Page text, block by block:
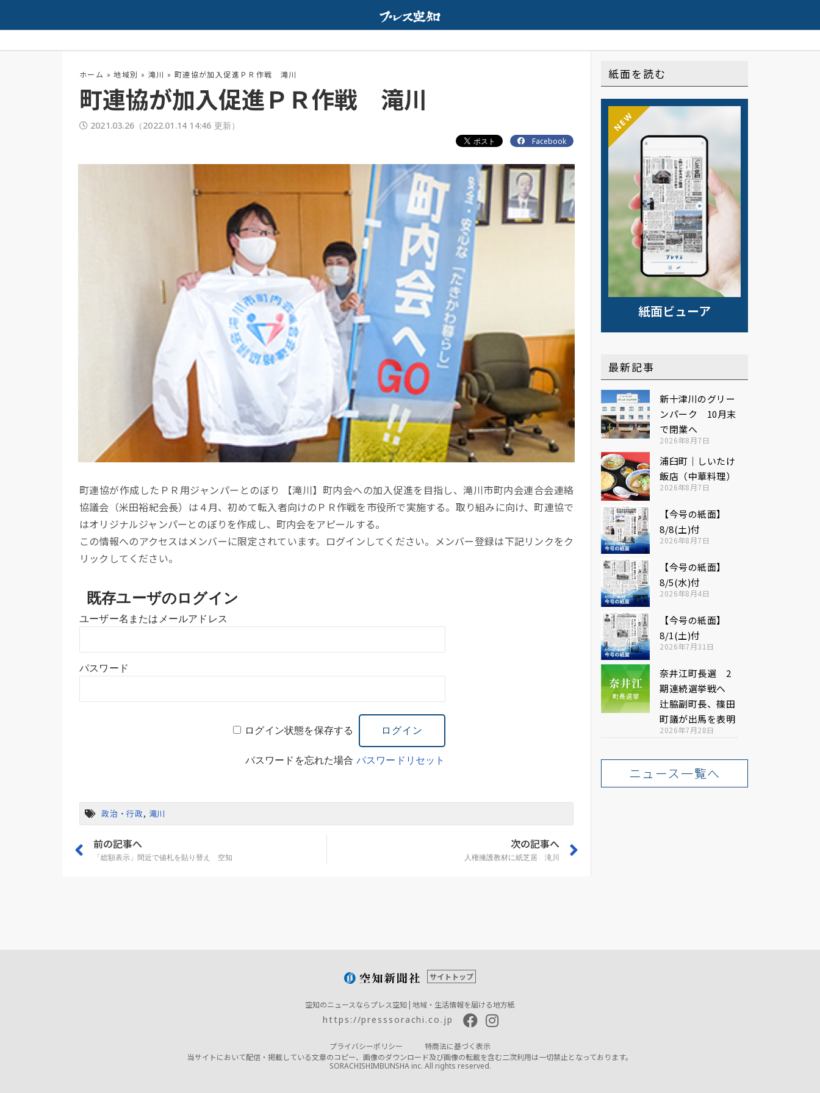
ホーム »地域別 » 滝川 » 町連協が加入促進ＰＲ作戦 滝川
町連協が加入促進ＰＲ作戦 滝川
2021.03.26 （2022.01.14 14:46 更新）
Facebook
町連協が作成したＰＲ用ジャンパーとのぼり 【滝川】町内会への加入促進を目指し、滝川市町内会連合会連絡
協議会（米田裕紀会長）は４月、初めて転入者向けのＰＲ作戦を市役所で実施する。取り組みに向け、町連協で
はオリジナルジャンパーとのぼりを作成し、町内会をアピールする。
この情報へのアクセスはメンバーに限定されています。ログインしてください。メンバー登録は下記リンクをク
リックしてください。
既存ユーザのログイン
ユーザー名またはメールアドレス
パスワード
ログイン状態を保存する
パスワードを忘れた場合 パスワードリセット
政治・行政, 滝川
前の記事へ
「総額表示」間近で値札を貼り替え 空知
次の記事へ
人権擁護教材に紙芝居 滝川
紙面を読む
紙面ビューア
NEW
最新記事
新十津川のグリー
ンパーク 10月末
で閉業へ
2026年8月7日
浦臼町｜しいたけ
飯店（中華料理）
2026年8月7日
【今号の紙面】
8/8(土)付
2026年8月7日
【今号の紙面】
8/5(水)付
2026年8月4日
【今号の紙面】
8/1(土)付
2026年7月31日
奈井江町長選 2
期連続選挙戦へ
辻脇副町長、篠田
町議が出馬を表明
2026年7月28日
ニュース一覧へ
サイトトップ
空知のニュースならプレス空知 | 地域・生活情報を届ける地方紙
https://presssorachi.co.jp
プライバシーポリシー
特商法に基づく表示
当サイトにおいて配信・掲載している文章のコピー、画像のダウンロード及び画像の転載を含む二次利用は一切禁止となっております。
SORACHISHIMBUNSHA inc. All rights reserved.